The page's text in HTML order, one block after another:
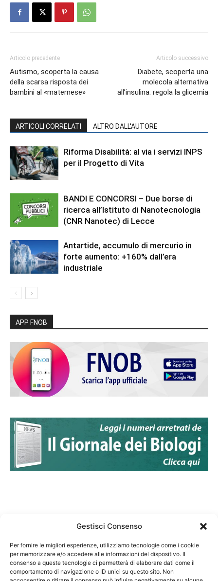
Gestisci Consenso
Per fornire le migliori esperienze, utilizziamo tecnologie come i cookie
per memorizzare e/o accedere alle informazioni del dispositivo. Il
consenso a queste tecnologie ci permetterà di elaborare dati come il
comportamento di navigazione o ID unici su questo sito. Non
Articolo precedente
Autismo, scoperta la causa
della scarsa risposta dei
bambini al «maternese»
Articolo successivo
Diabete, scoperta una
molecola alternativa
all’insulina: regola la glicemia
ARTICOLI CORRELATI ALTRO DALL'AUTORE
Riforma Disabilità: al via i servizi INPS
per il Progetto di Vita
BANDI E CONCORSI – Due borse di
ricerca all’Istituto di Nanotecnologia
(CNR Nanotec) di Lecce
Antartide, accumulo di mercurio in
forte aumento: +160% dall’era
industriale
APP FNOB
Federazione Nazionale Degli Ordini dei Biologi:
codice fiscale 80069130583